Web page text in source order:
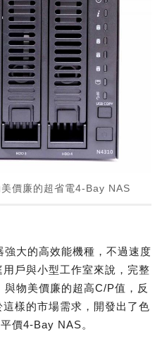
價廉的超省電4-Bay NAS
大的高效能機種，不過速度
戶與小型工作室來說，完整
物美價廉的超高C/P值，反
樣的市場需求，開發出了色
價4-Bay NAS。